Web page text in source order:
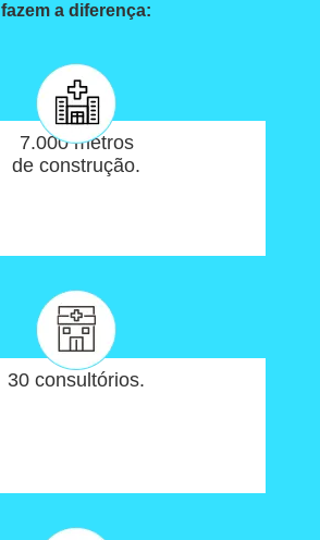
fazem a diferença:
7.000 metros
de construção.
30 consultórios.